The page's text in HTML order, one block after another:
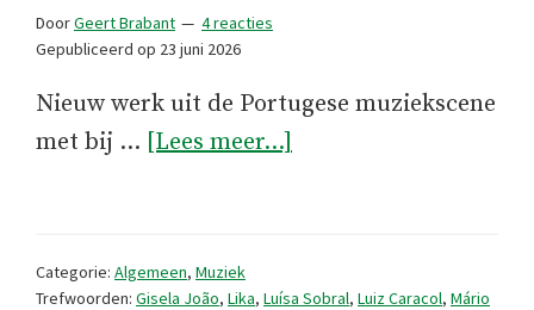
DoorGeert Brabant
4 reacties
Gepubliceerd op 23 juni 2026
Nieuw werk uit de Portugese muziekscene
met bij … [Lees meer...]
Categorie: Algemeen, Muziek
Trefwoorden: Gisela João, Lika, Luísa Sobral, Luiz Caracol, Mário